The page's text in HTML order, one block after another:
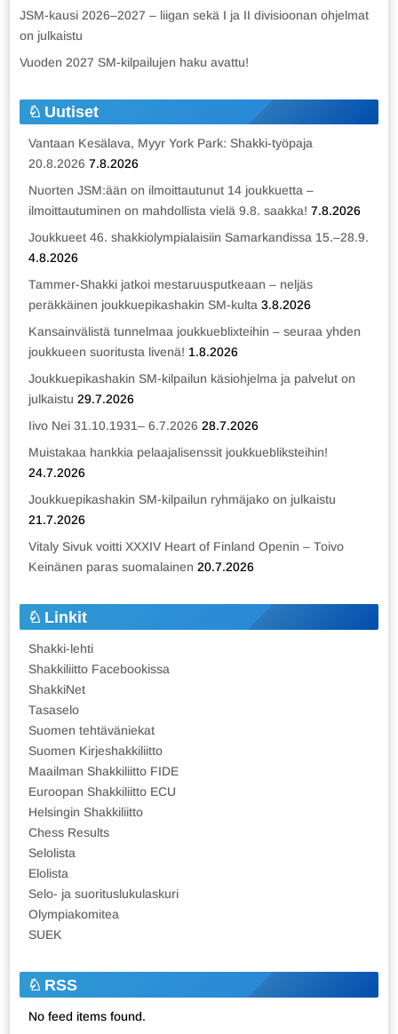
JSM-kausi 2026–2027 – liigan sekä I ja II divisioonan ohjelmat
on julkaistu
Vuoden 2027 SM-kilpailujen haku avattu!
Uutiset
Vantaan Kesälava, Myyr York Park: Shakki-työpaja
20.8.2026 7.8.2026
Nuorten JSM:ään on ilmoittautunut 14 joukkuetta –
ilmoittautuminen on mahdollista vielä 9.8. saakka! 7.8.2026
Joukkueet 46. shakkiolympialaisiin Samarkandissa 15.–28.9.
4.8.2026
Tammer-Shakki jatkoi mestaruusputkeaan – neljäs
peräkkäinen joukkuepikashakin SM-kulta 3.8.2026
Kansainvälistä tunnelmaa joukkueblixteihin – seuraa yhden
joukkueen suoritusta livenä! 1.8.2026
Joukkuepikashakin SM-kilpailun käsiohjelma ja palvelut on
julkaistu 29.7.2026
Iivo Nei 31.10.1931– 6.7.2026 28.7.2026
Muistakaa hankkia pelaajalisenssit joukkuebliksteihin!
24.7.2026
Joukkuepikashakin SM-kilpailun ryhmäjako on julkaistu
21.7.2026
Vitaly Sivuk voitti XXXIV Heart of Finland Openin – Toivo
Keinänen paras suomalainen 20.7.2026
Linkit
Shakki-lehti
Shakkiliitto Facebookissa
ShakkiNet
Tasaselo
Suomen tehtäväniekat
Suomen Kirjeshakkiliitto
Maailman Shakkiliitto FIDE
Euroopan Shakkiliitto ECU
Helsingin Shakkiliitto
Chess Results
Selolista
Elolista
Selo- ja suorituslukulaskuri
Olympiakomitea
SUEK
RSS
No feed items found.